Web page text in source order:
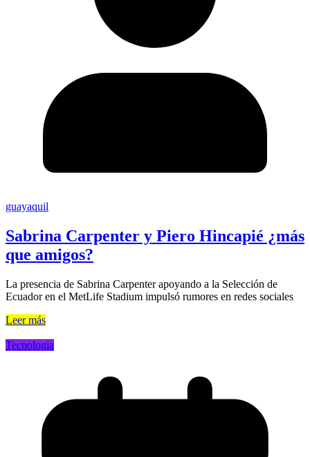
guayaquil
Sabrina Carpenter y Piero Hincapié ¿más
que amigos?
La presencia de Sabrina Carpenter apoyando a la Selección de
Ecuador en el MetLife Stadium impulsó rumores en redes sociales
Leer más
Tecnologia